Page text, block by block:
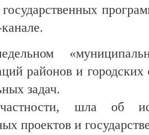
районов и городских
задач.
шла об
проектов и